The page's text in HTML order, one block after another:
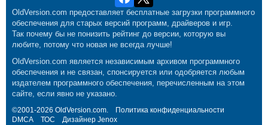
OldVersion.com предоставляет бесплатные загрузки программного
обеспечения для старых версий программ, драйверов и игр.
Так почему бы не понизить рейтинг до версии, которую вы
любите, потому что новая не всегда лучше!
OldVersion.com является независимым архивом программного
обеспечения и не связан, спонсируется или одобряется любым
издателем программного обеспечения, перечисленным на этом
сайте, если явно не указано.
©2001-2026 OldVersion.com.
Политика конфиденциальности
DMCA
ТОС Дизайнер Jenox